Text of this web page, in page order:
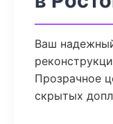
Ваш
Прозрачное
скрытых